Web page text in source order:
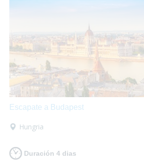
Escapate a Budapest
Hungria
Duración 4 dias